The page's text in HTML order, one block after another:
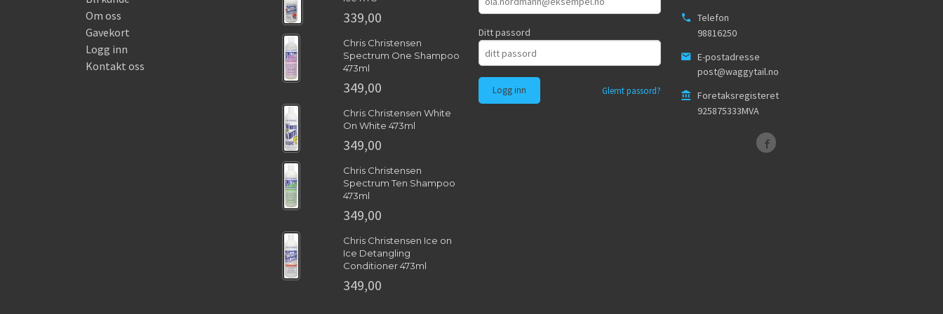
Om oss
Gavekort
Logg inn
Kontakt oss
339,00
Chris Christensen
Spectrum One Shampoo
473ml
349,00
Chris Christensen White
On White 473ml
349,00
Chris Christensen
Spectrum Ten Shampoo
473ml
349,00
Chris Christensen Ice on
Ice Detangling
Conditioner 473ml
349,00
Ditt passord
Glemt passord?
Telefon
98816250
E-postadresse
post@waggytail.no
Foretaksregisteret
925875333MVA